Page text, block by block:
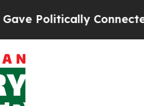
Connected oil